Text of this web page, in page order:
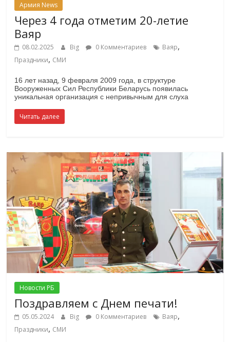
Армия News
Через 4 года отметим 20-летие
Ваяр
08.02.2025 Big 0 Комментариев Ваяр,
Праздники, СМИ
16 лет назад, 9 февраля 2009 года, в структуре
Вооруженных Сил Республики Беларусь появилась
уникальная организация с непривычным для слуха
Читать далее
Новости РБ
Поздравляем с Днем печати!
05.05.2024 Big 0 Комментариев Ваяр,
Праздники, СМИ